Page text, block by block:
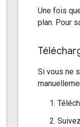
Une fois
plan. Pour
Si vous ne